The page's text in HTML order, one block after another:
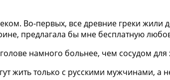
Во-первых, все древние греки
предлагала бы мне бесплатную
намного больнее, чем сосудом для
жить только с русскими мужчинами, а